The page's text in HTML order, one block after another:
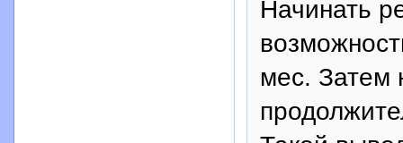
Начинать
мес. Затем